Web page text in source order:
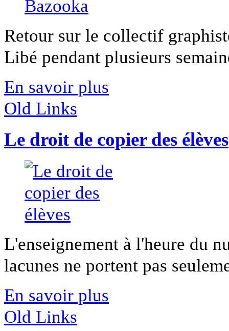
Retour sur le collectif
Libé pendant plusieurs
En savoir plus
Old Links
Le droit de copier des élèves
L'enseignement à l'heure du
lacunes ne portent pas
En savoir plus
Old Links